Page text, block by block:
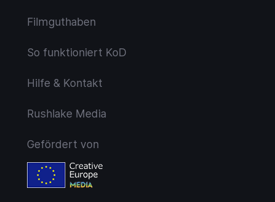
Filmguthaben
So funktioniert KoD
Hilfe & Kontakt
Rushlake Media
Gefördert von